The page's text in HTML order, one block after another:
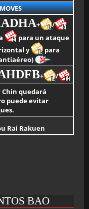
+
/
para un ataque
y
para
+
/
quedará
puede evitar
Rai Rakuen
BAO